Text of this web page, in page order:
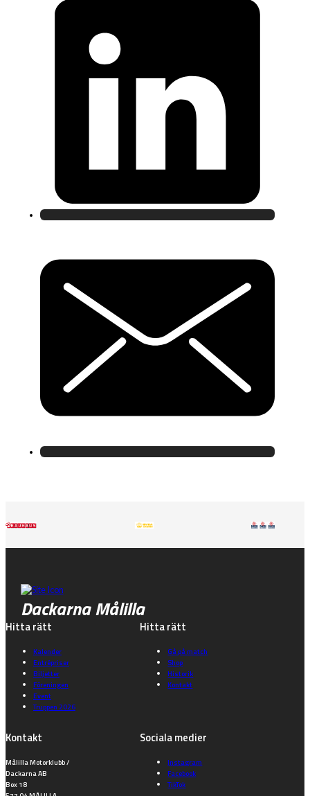
Dackarna Målilla
Hitta rätt
Kalender
Entrépriser
Biljetter
Föreningen
Event
Truppen 2026
Hitta rätt
Gå på match
Shop
Historik
Kontakt
Kontakt
Målilla Motorklubb /
Dackarna AB
Box 18
Sociala medier
Instagram
Facebook
TikTok